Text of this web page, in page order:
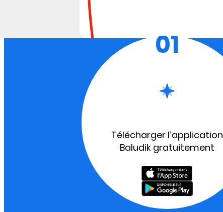
01
Télécharger l’application
Baludik gratuitement